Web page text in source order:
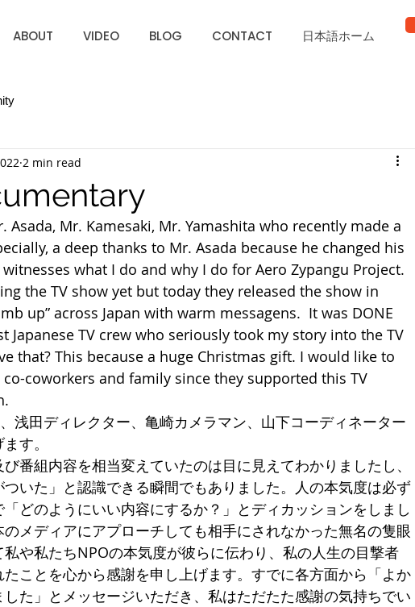
ABOUT VIDEO BLOG CONTACT 日本語ホーム
2 min read
Asada, Mr. Kamesaki, Mr. Yamashita who recently made a
a deep thanks to Mr. Asada because he changed his
what I do and why I do for Aero Zypangu Project.
the TV show yet but today they released the show in
up” across Japan with warm messagens.  It was DONE
Japanese TV crew who seriously took my story into the TV
that? This because a huge Christmas gift. I would like to
coworkers and family since they supported this TV
浅田ディレクター、亀崎カメラマン、山下コーディネーター
す。
番組内容を相当変えていたのは目に見えてわかりましたし、
いた」と認識できる瞬間でもありました。人の本気度は必ず
どのようにいい内容にするか？」とディカッションをしまし
メディアにアプローチしても相手にされなかった無名の隻眼
や私たちNPOの本気度が彼らに伝わり、私の人生の目撃者
ことを心から感謝を申し上げます。すでに各方面から「よか
た」とメッセージいただき、私はただたた感謝の気持ちでい